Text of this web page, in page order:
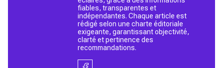
fiables, transparentes et
indépendantes. Chaque article est
rédigé selon une charte éditoriale
exigeante, garantissant objectivité,
clarté et pertinence des
recommandations.